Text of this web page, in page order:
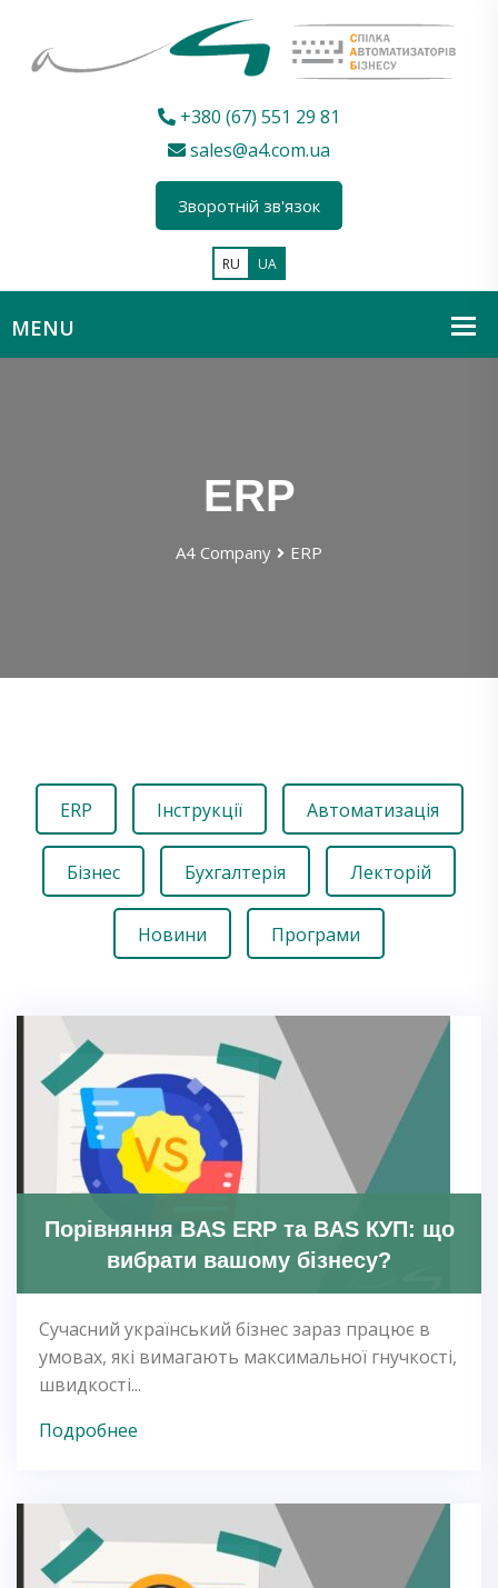
+380 (67) 551 29 81
sales@a4.com.ua
Зворотній зв'язок
RU UA
ERP
А4 Company ERP
ERP Інструкції Автоматизація
Бізнес Бухгалтерія Лекторій
Новини Програми
Порівняння BAS ERP та BAS КУП: що
вибрати вашому бізнесу?
Сучасний український бізнес зараз працює в
умовах, які вимагають максимальної гнучкості,
швидкості...
Подробнее